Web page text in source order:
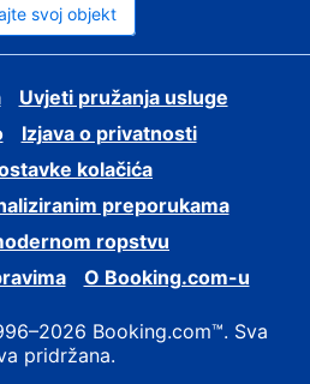
svoj objekt
Uvjeti pružanja usluge
Izjava o privatnosti
kolačića
preporukama
ropstvu
O Booking.com-u
Booking.com™. Sva
pridržana.